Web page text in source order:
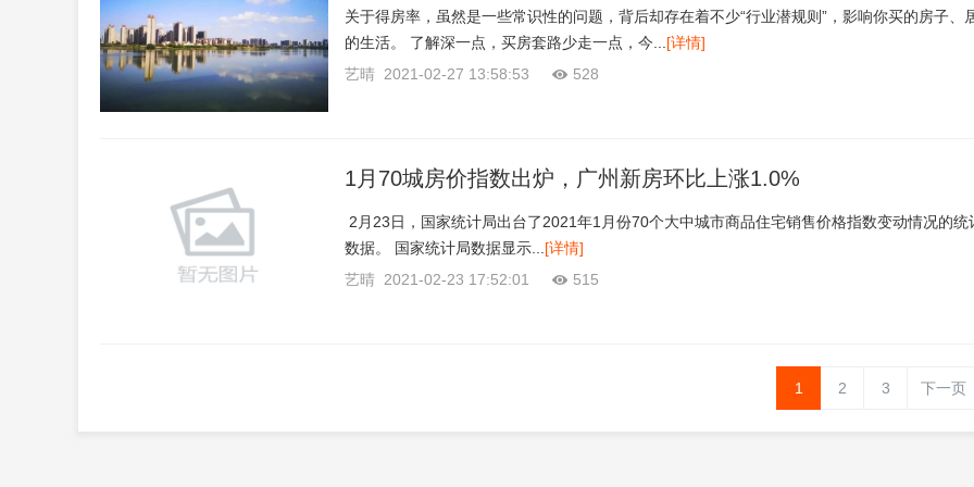
关于得房率，虽然是一些常识性的问题，背后却存在着不少“行业潜规则”，影响你买的房子、
的生活。 了解深一点，买房套路少走一点，今... [详情]
艺晴 2021-02-27 13:58:53
528
1月70城房价指数出炉，广州新房环比上涨1.0%
2月23日，国家统计局出台了2021年1月份70个大中城市商品住宅销售价格指数变动情况的统
数据。 国家统计局数据显示... [详情]
艺晴 2021-02-23 17:52:01
515
1 2 3 下一页